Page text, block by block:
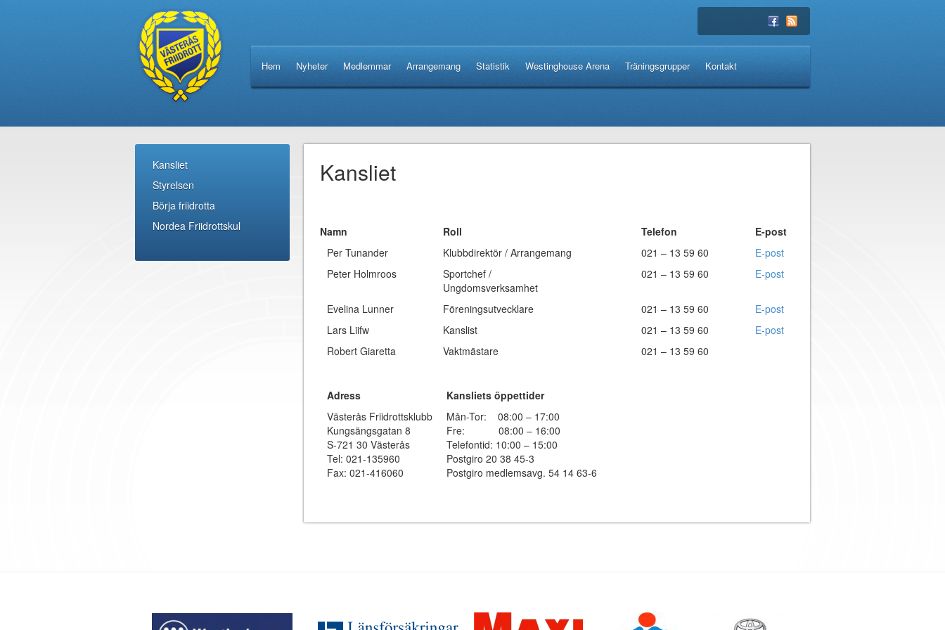
Hem Nyheter Medlemmar Arrangemang Statistik Westinghouse Arena Träningsgrupper Kontakt
Kansliet
Styrelsen
Börja friidrotta
Nordea Friidrottskul
Kansliet
Namn Roll Telefon
E-post
Per Tunander
Klubbdirektör / Arrangemang 021 – 13 59 60
E-post
Peter Holmroos
Sportchef /
Ungdomsverksamhet
021 – 13 59 60 E-post
Evelina Lunner Föreningsutvecklare 021 – 13 59 60
E-post
Lars Liifw
Kanslist 021 – 13 59 60
E-post
Robert Giaretta
Vaktmästare 021 – 13 59 60
Adress
Kansliets öppettider
Västerås Friidrottsklubb
Kungsängsgatan 8
S-721 30 Västerås
Tel: 021-135960
Fax: 021-416060
Mån-Tor: 08:00 – 17:00
Fre: 08:00 – 16:00
Telefontid: 10:00 – 15:00
Postgiro 20 38 45-3
Postgiro medlemsavg. 54 14 63-6